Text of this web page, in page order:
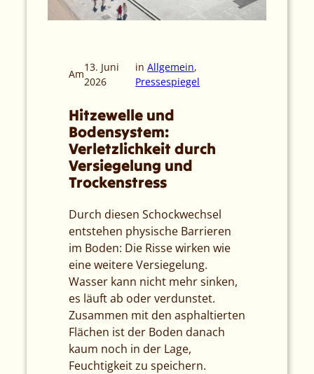
Am
13. Juni
2026
inAllgemein
Pressespiegel
Hitzewelle und
Bodensystem:
Verletzlichkeit durch
Versiegelung und
Trockenstress
Durch diesen Schockwechsel
entstehen physische Barrieren
im Boden: Die Risse wirken wie
eine weitere Versiegelung.
Wasser kann nicht mehr sinken,
es läuft ab oder verdunstet.
Zusammen mit den asphaltierten
Flächen ist der Boden danach
kaum noch in der Lage,
Feuchtigkeit zu speichern.